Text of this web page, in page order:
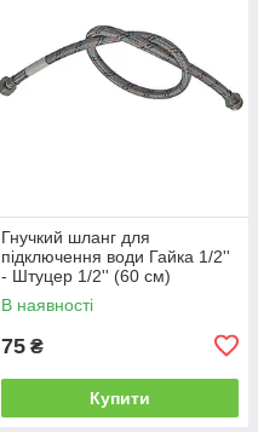
Гнучкий шланг для
підключення води Гайка 1/2''
- Штуцер 1/2'' (60 см)
Нержавійка
В наявності
75 ₴
Купити